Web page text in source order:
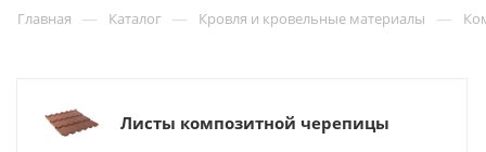
Главная — Каталог — Кровля и кровельные материалы —
Листы композитной черепицы